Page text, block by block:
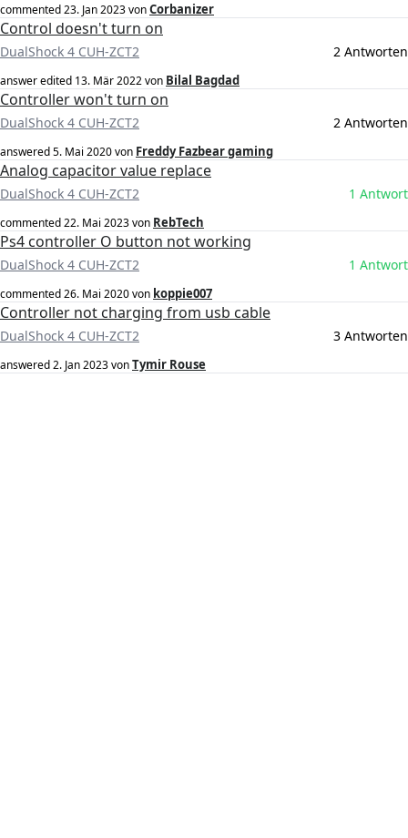
commented23. Jan 2023vonCorbanizer
Control doesn't turn on
DualShock 4 CUH-ZCT2 2 Antworten
answer edited 13. Mär 2022von Bilal Bagdad
Controller won't turn on
DualShock 4 CUH-ZCT2 2 Antworten
answered5. Mai 2020von Freddy Fazbear gaming
Analog capacitor value replace
DualShock 4 CUH-ZCT2 1 Antwort
commented22. Mai 2023von RebTech
Ps4 controller O button not working
DualShock 4 CUH-ZCT2 1 Antwort
commented26. Mai 2020von koppie007
Controller not charging from usb cable
DualShock 4 CUH-ZCT2 3 Antworten
answered2. Jan 2023vonTymir Rouse